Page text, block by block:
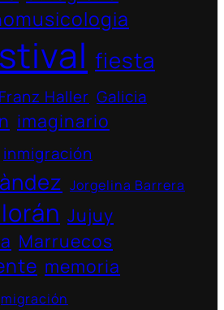
fiesta
Franz Haller Galicia
imaginario
inmigración
Jorgelina Barrera
Jujuy
Marruecos
memoria
migración